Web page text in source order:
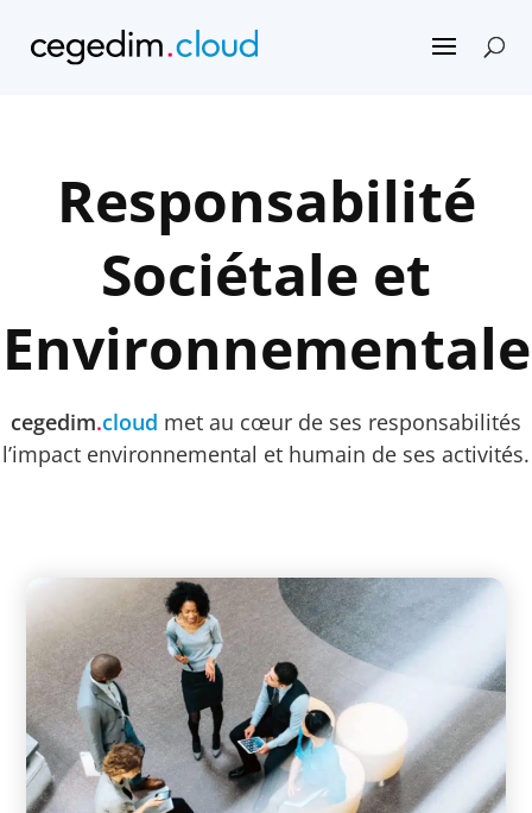
Responsabilité
Sociétale et
Environnementale
cegedim.cloud met au cœur de ses responsabilités
l’impact environnemental et humain de ses activités.